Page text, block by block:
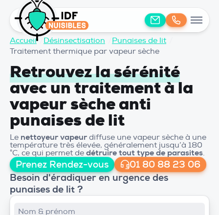
Accueil Désinsectisation Punaises de lit
Traitement thermique par vapeur sèche
Retrouvez la sérénité
avec un traitement à la
vapeur sèche anti
punaises de lit
Le nettoyeur vapeur diffuse une vapeur sèche à une
température très élevée, généralement jusqu’à 180
°C, ce qui permet de détruire tout type de parasites.
Prenez Rendez-vous 01 80 88 23 06
Besoin d'éradiquer en urgence des
punaises de lit ?